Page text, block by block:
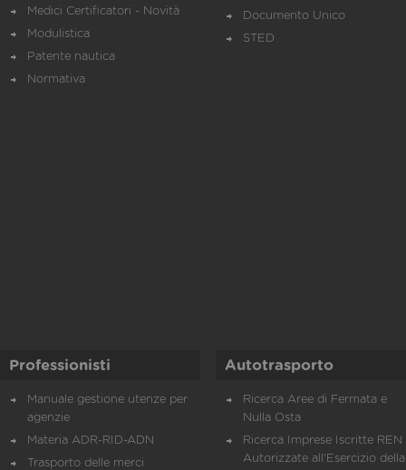
Medici Certificatori - Novità
Modulistica
Patente nautica
Normativa
Documento Unico
STED
Professionisti
Manuale gestione utenze per
agenzie
Materia ADR-RID-ADN
Trasporto delle merci
Autotrasporto
Ricerca Aree di Fermata e
Nulla Osta
Ricerca Imprese Iscritte REN
Autorizzate all'Esercizio della